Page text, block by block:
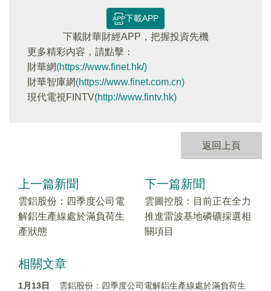
下載APP
下載財華財經APP，把握投資先機
更多精彩内容，請點擊：
財華網(https://www.finet.hk/)
財華智庫網(https://www.finet.com.cn)
現代電視FINTV(http://www.fintv.hk)
返回上頁
上一篇新聞
雲鋁股份：四季度公司電
解鋁生產線處於滿負荷生
產狀態
下一篇新聞
雲圖控股：目前正在全力
推進雷波基地磷礦採選相
關項目
相關文章
1月13日
雲鋁股份：四季度公司電解鋁生產線處於滿負荷生